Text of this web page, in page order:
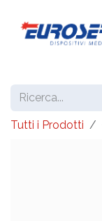
Tutti i Prodotti